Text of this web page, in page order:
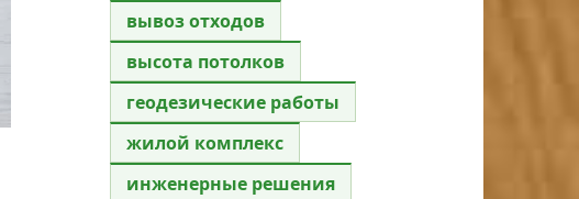
вывоз отходов
высота потолков
геодезические работы
жилой комплекс
инженерные решения